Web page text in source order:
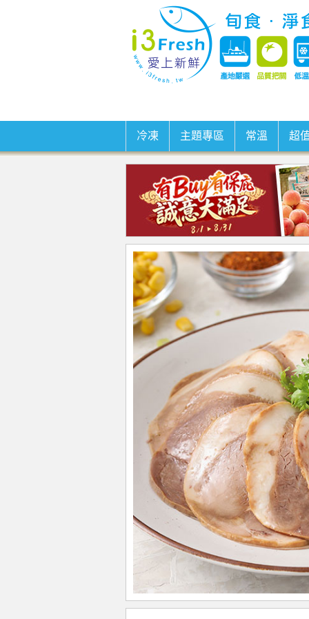
冷凍 主題專區 常溫 超